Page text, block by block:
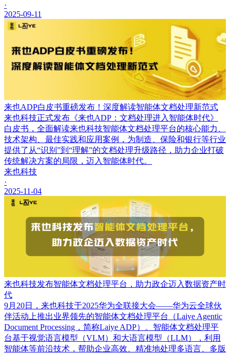
·
2025-09-11
来也ADP白皮书重磅发布！深度解读智能体文档处理新范式
来也科技正式发布《来也ADP：文档处理进入智能体时代》
白皮书，全面解读来也科技智能体文档处理平台的核心能力、
技术架构、最佳实践和应用案例，为制造、保险和银行等行业
提供了从“识别”到“理解”的文档处理升级路径，助力企业打破
传统解决方案的局限，迈入智能体时代。
来也科技
·
2025-11-04
来也科技发布智能体文档处理平台，助力政企迈入数据资产时
代
9月20日，来也科技于2025华为全联接大会——华为云全球伙
伴活动上推出业界领先的智能体文档处理平台（Laiye Agentic
Document Processing，简称Laiye ADP）。智能体文档处理平
台基于视觉语言模型（VLM）和大语言模型（LLM），利用
智能体等前沿技术，帮助企业高效、精准地处理多语言、多版